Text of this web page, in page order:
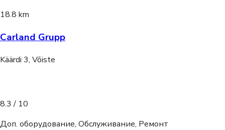
18.8 km
Carland Grupp
Käärdi 3, Võiste
8.3 / 10
Доп. оборудование, Обслуживание, Ремонт